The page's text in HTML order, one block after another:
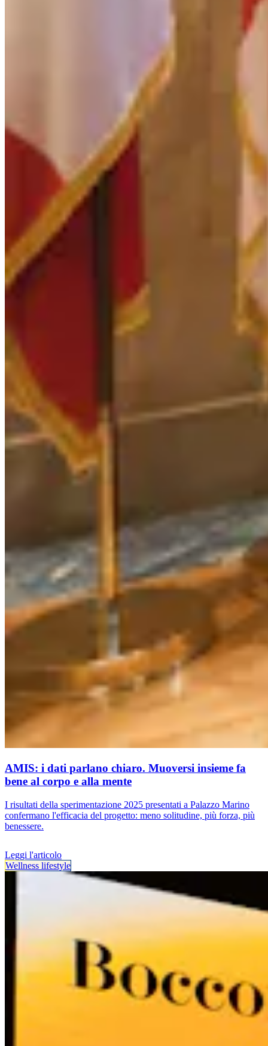
AMIS: i dati parlano chiaro. Muoversi insieme fa
bene al corpo e alla mente
I risultati della sperimentazione 2025 presentati a Palazzo Marino
confermano l'efficacia del progetto: meno solitudine, più forza, più
benessere.
Leggi l'articolo
Wellness lifestyle